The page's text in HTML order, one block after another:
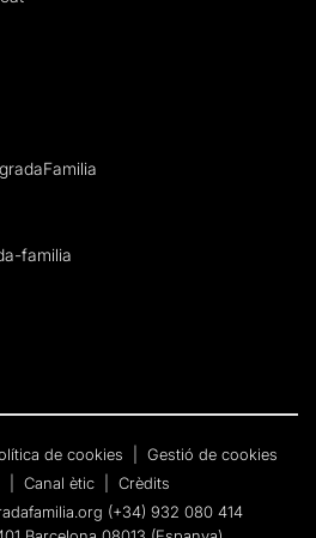
familia
de cookies
Gestió de cookies
Canal ètic
Crèdits
(+34) 932 080 414